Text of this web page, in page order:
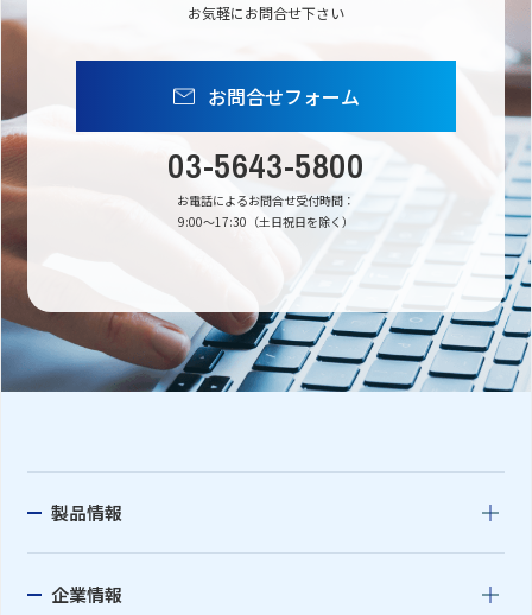
お気軽にお問合せ下さい
お問合せフォーム
03-5643-5800
お電話によるお問合せ受付時間：
9:00〜17:30（土日祝日を除く）
製品情報
企業情報